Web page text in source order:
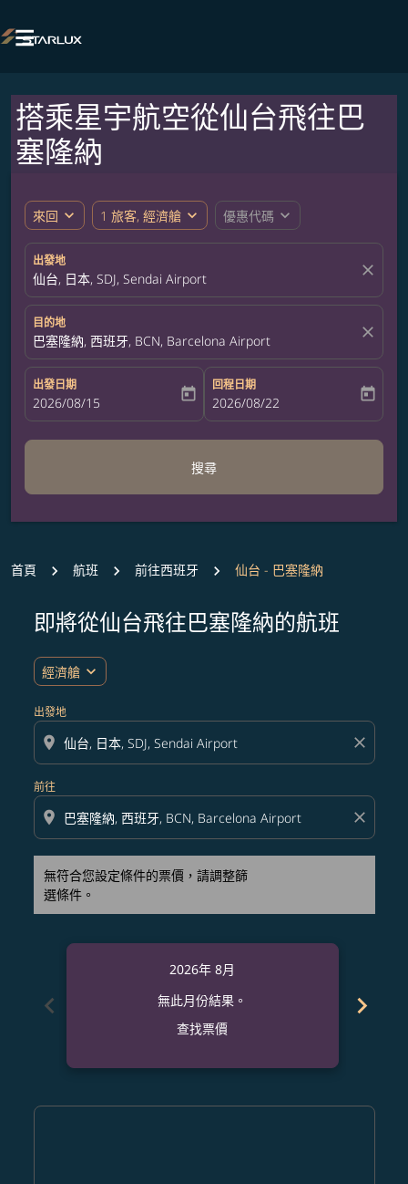

搭乘星宇航空從仙台飛往巴
塞隆納
來回 expand_more 1 旅客, 經濟艙 expand_more 優惠代碼 expand_more
出發地
仙台, 日本, SDJ, Sendai Airport close
目的地
巴塞隆納, 西班牙, BCN, Barcelona Airport close
出發日期
fc-booking-departure-date-aria-label
2026/08/15 today
回程日期
fc-booking-return-date-aria-label
2026/08/22 today
搜尋
首頁 航班 前往西班牙 仙台 - 巴塞隆納
即將從仙台飛往巴塞隆納的航班
經濟艙 expand_more
出發地
location_on close
前往
location_on close
無符合您設定條件的票價，請調整篩
選條件。
無符合您設定條件的票價，請調整篩選條件。
chevron_left
2026年 8月
無此月份結果。
查找票價
chevron_right